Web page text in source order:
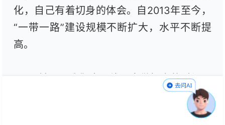
化，自己有着切身的体会。自 2013年至今，
“一带一路”建设规模不断扩大，水平不断提
高。
“前期，我们去沿线国家做投资的时候，
大都以电力、铁路等基础设施为主，现在，
许多‘一带一路’沿线地区城市建设步伐加速，